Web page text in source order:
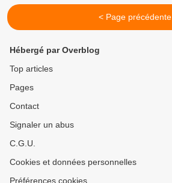
< Page précédente
Hébergé par Overblog
Top articles
Pages
Contact
Signaler un abus
C.G.U.
Cookies et données personnelles
Préférences cookies